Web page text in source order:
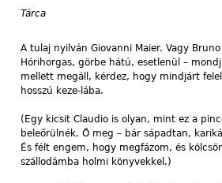
Tárca
A tulaj nyilván Giovanni Maier. Vagy
Hórihorgas, görbe hátú, esetlenül –
mellett megáll, kérdez, hogy mindjárt
hosszú keze-lába.
(Egy kicsit Claudio is olyan, mint ez a
beleőrülnék. Ő meg – bár sápadtan,
És félt engem, hogy megfázom, és
szállodámba holmi könyvekkel.)